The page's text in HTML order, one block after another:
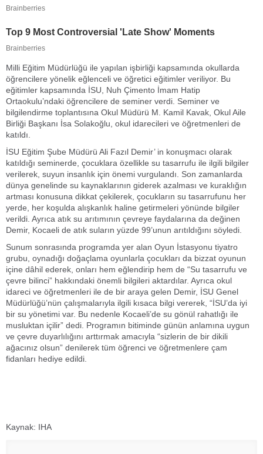
Milli Eğitim Müdürlüğü ile yapılan işbirliği kapsamında okullarda
öğrencilere yönelik eğlenceli ve öğretici eğitimler veriliyor. Bu
eğitimler kapsamında İSU, Nuh Çimento İmam Hatip
Ortaokulu’ndaki öğrencilere de seminer verdi. Seminer ve
bilgilendirme toplantısına Okul Müdürü M. Kamil Kavak, Okul Aile
Birliği Başkanı İsa Solakoğlu, okul idarecileri ve öğretmenleri de
katıldı.
İSU Eğitim Şube Müdürü Ali Fazıl Demir’ in konuşmacı olarak
katıldığı seminerde, çocuklara özellikle su tasarrufu ile ilgili bilgiler
verilerek, suyun insanlık için önemi vurgulandı. Son zamanlarda
dünya genelinde su kaynaklarının giderek azalması ve kuraklığın
artması konusuna dikkat çekilerek, çocukların su tasarrufunu her
yerde, her koşulda alışkanlık haline getirmeleri yönünde bilgiler
verildi. Ayrıca atık su arıtımının çevreye faydalarına da değinen
Demir, Kocaeli de atık suların yüzde 99’unun arıtıldığını söyledi.
Sunum sonrasında programda yer alan Oyun İstasyonu tiyatro
grubu, oynadığı doğaçlama oyunlarla çocukları da bizzat oyunun
içine dâhil ederek, onları hem eğlendirip hem de “Su tasarrufu ve
çevre bilinci” hakkındaki önemli bilgileri aktardılar. Ayrıca okul
idareci ve öğretmenleri ile de bir araya gelen Demir, İSU Genel
Müdürlüğü’nün çalışmalarıyla ilgili kısaca bilgi vererek, “İSU’da iyi
bir su yönetimi var. Bu nedenle Kocaeli’de su gönül rahatlığı ile
musluktan içilir” dedi. Programın bitiminde günün anlamına uygun
ve çevre duyarlılığını arttırmak amacıyla “sizlerin de bir dikili
ağacınız olsun” denilerek tüm öğrenci ve öğretmenlere çam
fidanları hediye edildi.
Kaynak: IHA